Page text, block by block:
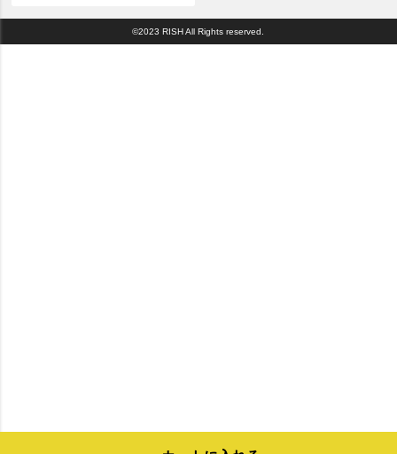
©2023 RISH All Rights reserved.